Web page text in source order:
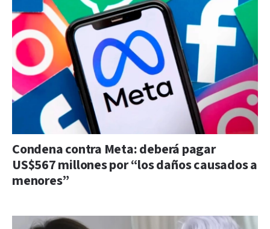
Condena contra Meta: deberá pagar
US$567 millones por “los daños causados a
menores”